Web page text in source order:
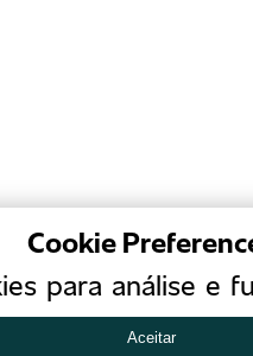
Cookie
para análise e
Aceitar